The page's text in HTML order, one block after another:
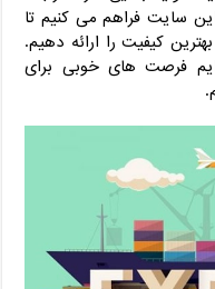
این سایت فراهم می کنیم تا
کیفیت را ارائه دهیم.
فرصت های خوبی برای